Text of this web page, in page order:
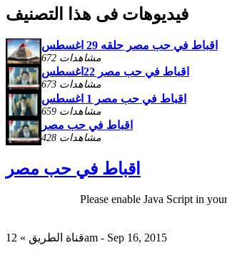
فيديوهات فى هذا التصنيف
اقباط في حب مصر حلقه 29 اغسطس
672 مشاهدات
اقباط في حب مصر 22اغسطس
673 مشاهدات
اقباط في حب مصر 1 اغسطس
659 مشاهدات
اقباط في حب مصر
428 مشاهدات
اقباط في حب مصر
Please enable Java Script in
قناة الطريق » 12am - Sep 16, 2015